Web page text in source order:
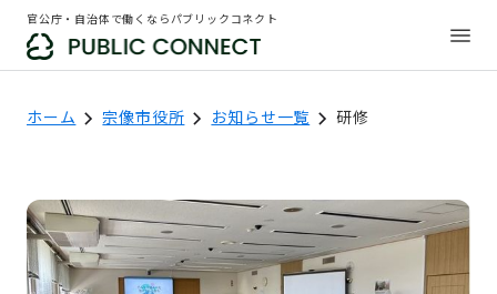
官公庁・自治体で働くならパブリックコネクト
ホーム 宗像市役所 お知らせ一覧 研修